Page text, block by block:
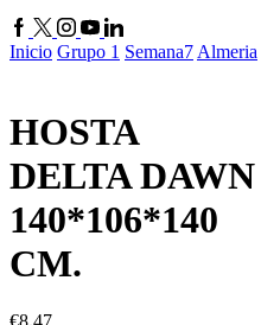
Inicio Grupo 1 Semana7 Almeria
HOSTA
DELTA DAWN
140*106*140
CM.